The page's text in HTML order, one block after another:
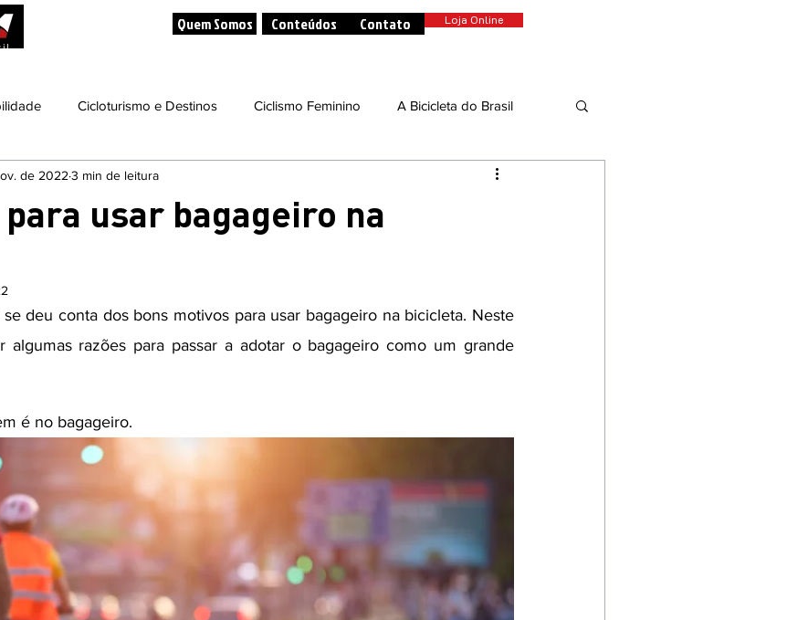
Quem Somos Conteúdos Contato Loja Online
Cicloturismo e Destinos Ciclismo Feminino A Bicicleta do Brasil
Bicicletas, Saúde e Bem-Estar
/ Competições
usar bagageiro na
de 2022 3 min de leitura
deu conta dos bons motivos para usar bagageiro na bicicleta. Neste
algumas razões para passar a adotar o bagageiro como um grande
é no bagageiro.